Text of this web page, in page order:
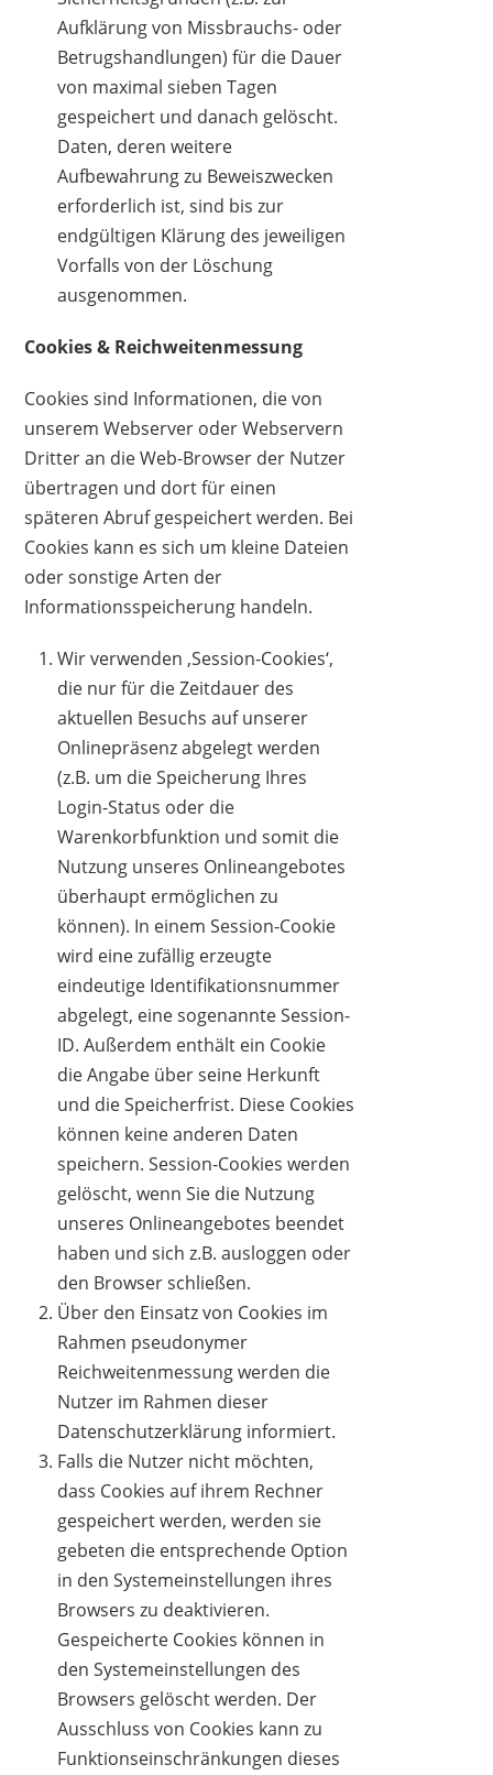
Aufklärung von Missbrauchs- oder
Betrugshandlungen) für die Dauer
von maximal sieben Tagen
gespeichert und danach gelöscht.
Daten, deren weitere
Aufbewahrung zu Beweiszwecken
erforderlich ist, sind bis zur
endgültigen Klärung des jeweiligen
Vorfalls von der Löschung
ausgenommen.
Cookies & Reichweitenmessung
Cookies sind Informationen, die von
unserem Webserver oder Webservern
Dritter an die Web-Browser der Nutzer
übertragen und dort für einen
späteren Abruf gespeichert werden. Bei
Cookies kann es sich um kleine Dateien
oder sonstige Arten der
Informationsspeicherung handeln.
Wir verwenden ‚Session-Cookies‘,
die nur für die Zeitdauer des
aktuellen Besuchs auf unserer
Onlinepräsenz abgelegt werden
(z.B. um die Speicherung Ihres
Login-Status oder die
Warenkorbfunktion und somit die
Nutzung unseres Onlineangebotes
überhaupt ermöglichen zu
können). In einem Session-Cookie
wird eine zufällig erzeugte
eindeutige Identifikationsnummer
abgelegt, eine sogenannte Session-
ID. Außerdem enthält ein Cookie
die Angabe über seine Herkunft
und die Speicherfrist. Diese Cookies
können keine anderen Daten
speichern. Session-Cookies werden
gelöscht, wenn Sie die Nutzung
unseres Onlineangebotes beendet
haben und sich z.B. ausloggen oder
den Browser schließen.
Über den Einsatz von Cookies im
Rahmen pseudonymer
Reichweitenmessung werden die
Nutzer im Rahmen dieser
Datenschutzerklärung informiert.
Falls die Nutzer nicht möchten,
dass Cookies auf ihrem Rechner
gespeichert werden, werden sie
gebeten die entsprechende Option
in den Systemeinstellungen ihres
Browsers zu deaktivieren.
Gespeicherte Cookies können in
den Systemeinstellungen des
Browsers gelöscht werden. Der
Ausschluss von Cookies kann zu
Funktionseinschränkungen dieses